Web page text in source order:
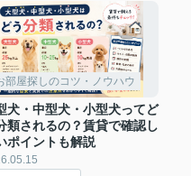
部屋探しのコツ・ノウハウ
犬・中型犬・小型犬ってど
類されるの？賃貸で確認し
ポイントも解説